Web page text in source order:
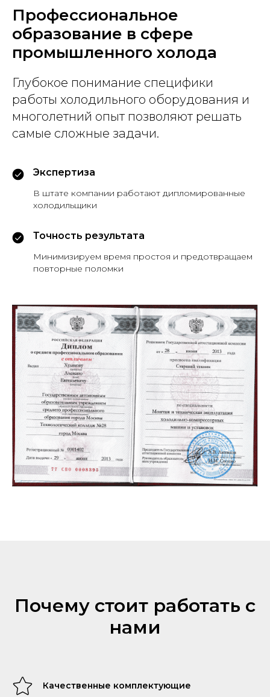
Профессиональное
образование в сфере
промышленного холода
Глубокое понимание специфики
работы холодильного оборудования и
многолетний опыт позволяют решать
самые сложные задачи.
Экспертиза
В штате компании работают дипломированные
холодильщики
Точность результата
Минимизируем время простоя и предотвращаем
повторные поломки
Почему стоит работать с
нами
Качественные комплектующие